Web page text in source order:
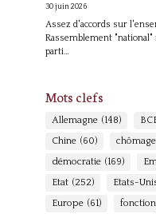
30 juin 2026
Assez d'accords sur
Rassemblement
parti…
Mots clefs
Allemagne (148)
Chine (60) chômage
démocratie (169)
Etat (252) Etats-
Europe (61)